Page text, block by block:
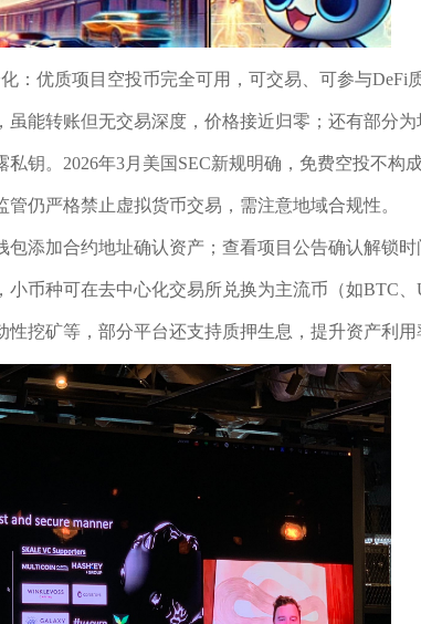
：优质项目空投币完全可用，可交易、可参与DeFi
能转账但无交易深度，价格接近归零；还有部分为
钥。2026年3月美国SEC新规明确，免费空投不构
仍严格禁止虚拟货币交易，需注意地域合规性。
添加合约地址确认资产；查看项目公告确认解锁
币种可在去中心化交易所兑换为主流币（如BTC
挖矿等，部分平台还支持质押生息，提升资产利用